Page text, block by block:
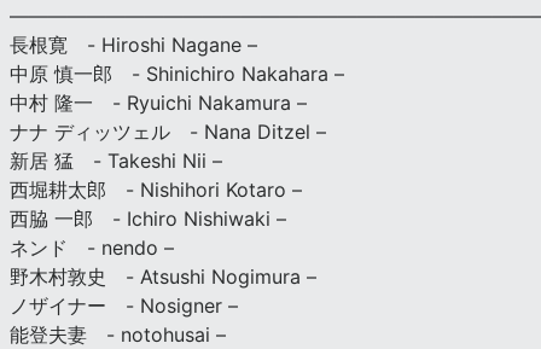
長根寛 - Hiroshi Nagane –
中原 慎一郎 - Shinichiro Nakahara –
中村 隆一 - Ryuichi Nakamura –
ナナ ディッツェル - Nana Ditzel –
新居 猛 - Takeshi Nii –
西堀耕太郎 - Nishihori Kotaro –
西脇 一郎 - Ichiro Nishiwaki –
ネンド - nendo –
野木村敦史 - Atsushi Nogimura –
ノザイナー - Nosigner –
能登夫妻 - notohusai –